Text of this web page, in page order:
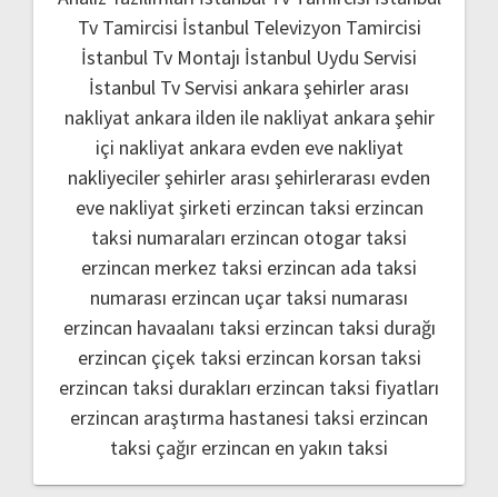
Tv Tamircisi İstanbul Televizyon Tamircisi
İstanbul Tv Montajı İstanbul Uydu Servisi
İstanbul Tv Servisi ankara şehirler arası
nakliyat ankara ilden ile nakliyat ankara şehir
içi nakliyat ankara evden eve nakliyat
nakliyeciler şehirler arası şehirlerarası evden
eve nakliyat şirketi erzincan taksi erzincan
taksi numaraları erzincan otogar taksi
erzincan merkez taksi erzincan ada taksi
numarası erzincan uçar taksi numarası
erzincan havaalanı taksi erzincan taksi durağı
erzincan çiçek taksi erzincan korsan taksi
erzincan taksi durakları erzincan taksi fiyatları
erzincan araştırma hastanesi taksi erzincan
taksi çağır erzincan en yakın taksi